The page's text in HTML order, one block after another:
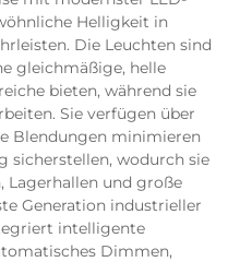
Helligkeit in
Die Leuchten sind
gleichmäßige, helle
bieten, während sie
Sie verfügen über
Blendungen minimieren
sicherstellen, wodurch sie
Lagerhallen und große
Generation industrieller
intelligente
Dimmen,